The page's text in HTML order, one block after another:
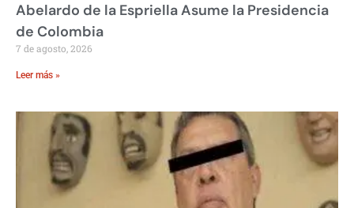
Abelardo de la Espriella Asume la Presidencia
de Colombia
7 de agosto, 2026
Leer más »